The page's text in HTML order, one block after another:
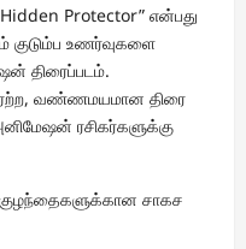
Protector” என்பது
குடும்ப உணர்வுகளை
திரைப்படம்.
ஏற்ற, வண்ணமயமான திரை
ரசிகர்களுக்கு
குழந்தைகளுக்கான சாகச